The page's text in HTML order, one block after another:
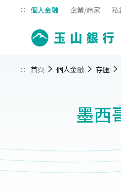
::: 個人金融 企業/商家 私
:::
墨西
首頁 個人金融 存匯